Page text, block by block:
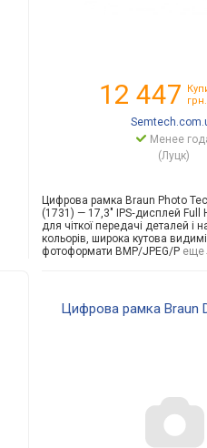
12 447
грн.
Менее
(Луцк)
Цифрова рамка Braun Photo
(1731) — 17,3" IPS‑дисплей Full
для чіткої передачі деталей і
кольорів, широка кутова
фотоформати BMP/JPEG/P
Цифрова рамка Braun